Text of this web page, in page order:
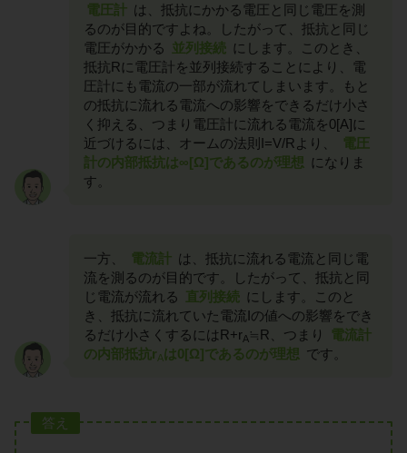
電圧計 は、抵抗にかかる電圧と同じ電圧を測
るのが目的ですよね。したがって、抵抗と同じ
電圧がかかる 並列接続 にします。このとき、
抵抗Rに電圧計を並列接続することにより、電
圧計にも電流の一部が流れてしまいます。もと
の抵抗に流れる電流への影響をできるだけ小さ
く抑える、つまり電圧計に流れる電流を0[A]に
近づけるには、オームの法則I=V/Rより、
電圧
計の内部抵抗は∞[Ω]であるのが理想 になりま
す。
一方、 電流計 は、抵抗に流れる電流と同じ電
流を測るのが目的です。したがって、抵抗と同
じ電流が流れる 直列接続 にします。このと
き、抵抗に流れていた電流Iの値への影響をでき
るだけ小さくするにはR+rA≒R、つまり
電流計
の内部抵抗rAは0[Ω]であるのが理想 です。
答え